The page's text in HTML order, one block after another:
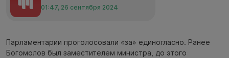
01:47, 26 сентября 2024
Парламентарии проголосовали «за» единогласно. Ранее
Богомолов был заместителем министра, до этого